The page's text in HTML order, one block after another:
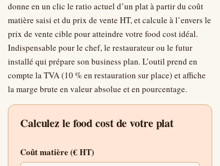
donne en un clic le ratio actuel d’un plat à partir du coût
matière saisi et du prix de vente HT, et calcule à l’envers le
prix de vente cible pour atteindre votre food cost idéal.
Indispensable pour le chef, le restaurateur ou le futur
installé qui prépare son business plan. L’outil prend en
compte la TVA (10 % en restauration sur place) et affiche
la marge brute en valeur absolue et en pourcentage.
Calculez le food cost de votre plat
Coût matière (€ HT)